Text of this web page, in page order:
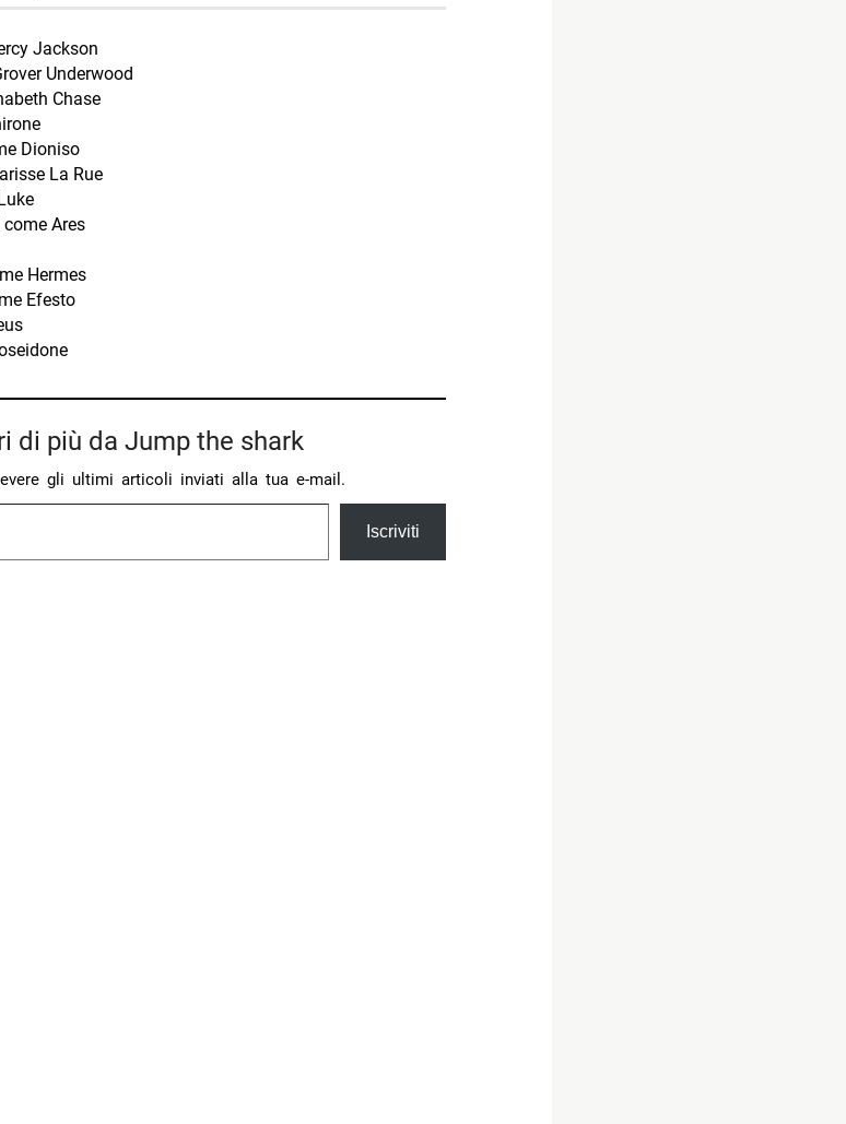
Jackson
Underwood
Chase
Dioniso
La Rue
come Ares
Hermes
Efesto
di più da Jump the shark
gli ultimi articoli inviati alla tua e-mail.
Iscriviti